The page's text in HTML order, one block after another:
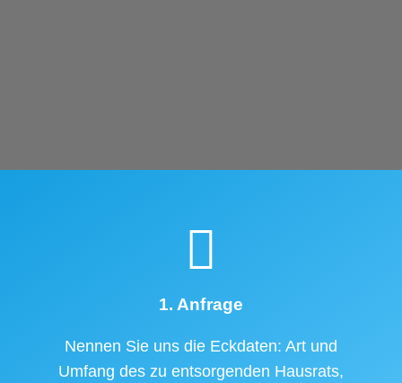
1. Anfrage
Nennen Sie uns die Eckdaten: Art und
Umfang des zu entsorgenden Hausrats,